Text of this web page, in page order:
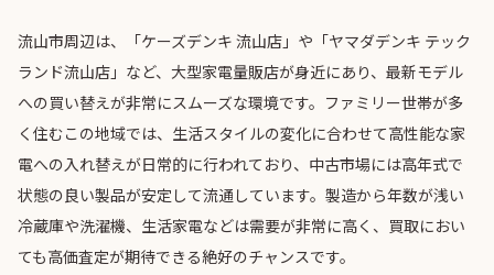
流山市周辺は、「ケーズデンキ 流山店」や「ヤマダデンキ テック
ランド流山店」など、大型家電量販店が身近にあり、最新モデル
への買い替えが非常にスムーズな環境です。ファミリー世帯が多
く住むこの地域では、生活スタイルの変化に合わせて高性能な家
電への入れ替えが日常的に行われており、中古市場には高年式で
状態の良い製品が安定して流通しています。製造から年数が浅い
冷蔵庫や洗濯機、生活家電などは需要が非常に高く、買取におい
ても高価査定が期待できる絶好のチャンスです。